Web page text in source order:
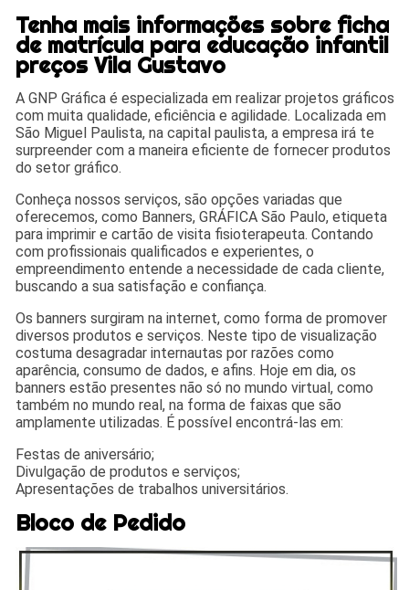
Tenha mais informações sobre ficha
de matrícula para educação infantil
preços Vila Gustavo
A GNP Gráfica é especializada em realizar projetos gráficos
com muita qualidade, eficiência e agilidade. Localizada em
São Miguel Paulista, na capital paulista, a empresa irá te
surpreender com a maneira eficiente de fornecer produtos
do setor gráfico.
Conheça nossos serviços, são opções variadas que
oferecemos, como Banners, GRÁFICA São Paulo, etiqueta
para imprimir e cartão de visita fisioterapeuta. Contando
com profissionais qualificados e experientes, o
empreendimento entende a necessidade de cada cliente,
buscando a sua satisfação e confiança.
Os banners surgiram na internet, como forma de promover
diversos produtos e serviços. Neste tipo de visualização
costuma desagradar internautas por razões como
aparência, consumo de dados, e afins. Hoje em dia, os
banners estão presentes não só no mundo virtual, como
também no mundo real, na forma de faixas que são
amplamente utilizadas. É possível encontrá-las em:
Festas de aniversário;
Divulgação de produtos e serviços;
Apresentações de trabalhos universitários.
Bloco de Pedido